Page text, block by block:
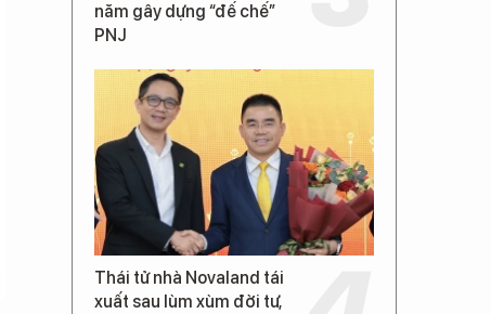
năm gây dựng “đế chế”
PNJ
Thái tử nhà Novaland tái
xuất sau lùm xùm đời tư,